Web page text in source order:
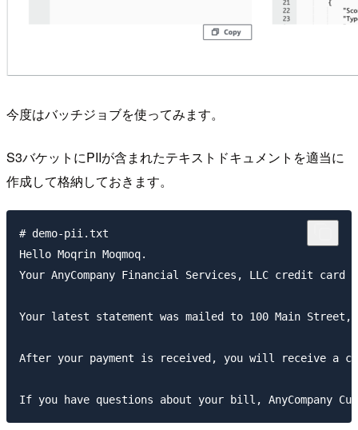
今度はバッチジョブを使ってみます。
S3バケットにPIIが含まれたテキストドキュメントを適当に
作成して格納しておきます。
# demo-pii.txt
Hello Moqrin Moqmoq.
Your AnyCompany Financial Services, LLC credit card
Your latest statement was mailed to 100 Main Street,
After your payment is received, you will receive a